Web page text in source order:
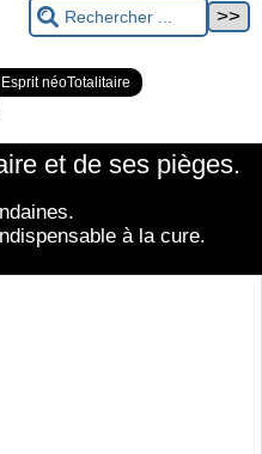
néoTotalitaire
et de ses pièges.
à la cure.